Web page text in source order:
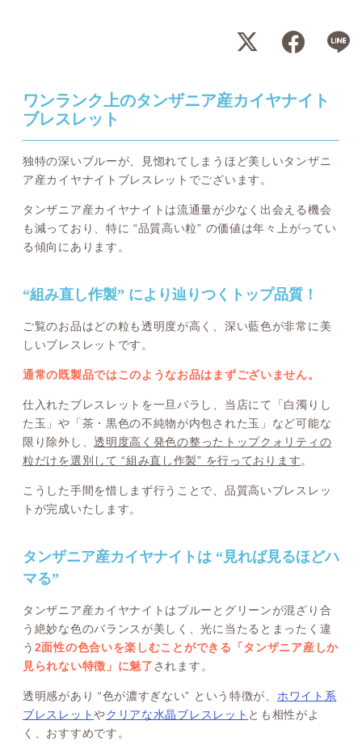
ワンランク上のタンザニア産カイヤナイト
ブレスレット
独特の深いブルーが、見惚れてしまうほど美しいタンザニ
ア産カイヤナイトブレスレットでございます。
タンザニア産カイヤナイトは流通量が少なく出会える機会
も減っており、特に “品質高い粒” の価値は年々上がってい
る傾向にあります。
“組み直し作製” により辿りつくトップ品質！
ご覧のお品はどの粒も透明度が高く、深い藍色が非常に美
しいブレスレットです。
通常の既製品ではこのようなお品はまずございません。
仕入れたブレスレットを一旦バラし、当店にて「白濁りし
た玉」や「茶・黒色の不純物が内包された玉」など可能な
限り除外し、透明度高く発色の整ったトップクォリティの
粒だけを選別して “組み直し作製” を行っております。
こうした手間を惜しまず行うことで、品質高いブレスレッ
トが完成いたします。
タンザニア産カイヤナイトは “見れば見るほどハ
マる”
タンザニア産カイヤナイトはブルーとグリーンが混ざり合
う絶妙な色のバランスが美しく、光に当たるとまったく違
う 2面性の色合いを楽しむことができる「タンザニア産しか
見られない特徴」に魅了 されます。
透明感があり “色が濃すぎない” という特徴が、 ホワイト系
ブレスレットやクリアな水晶ブレスレット とも相性がよ
く、おすすめです。